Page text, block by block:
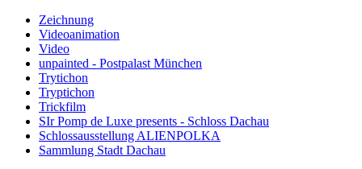
Zeichnung
Videoanimation
Video
unpainted - Postpalast München
Trytichon
Tryptichon
Trickfilm
SIr Pomp de Luxe presents - Schloss Dachau
Schlossausstellung ALIENPOLKA
Sammlung Stadt Dachau